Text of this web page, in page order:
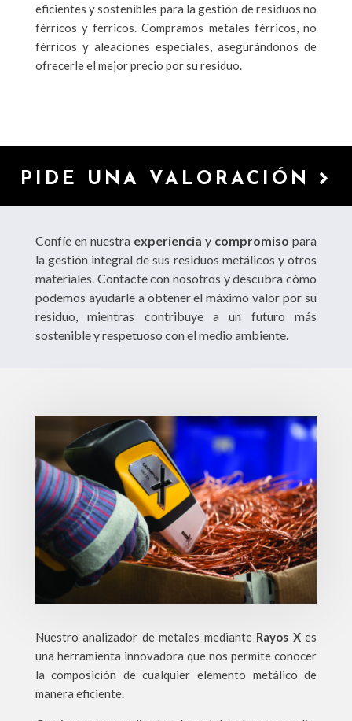
eficientes y sostenibles para la gestión de residuos no
férricos y férricos. Compramos metales férricos, no
férricos y aleaciones especiales, asegurándonos de
ofrecerle el mejor precio por su residuo.
PIDE UNA VALORACIÓN
Confíe en nuestra experiencia y compromiso para
la gestión integral de sus residuos metálicos y otros
materiales. Contacte con nosotros y descubra cómo
podemos ayudarle a obtener el máximo valor por su
residuo, mientras contribuye a un futuro más
sostenible y respetuoso con el medio ambiente.
Nuestro analizador de metales mediante Rayos Xes
una herramienta innovadora que nos permite conocer
la composición de cualquier elemento metálico de
manera eficiente.